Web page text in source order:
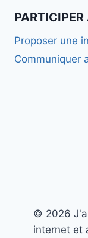
Proposer une
Communiquer
© 2026
internet et